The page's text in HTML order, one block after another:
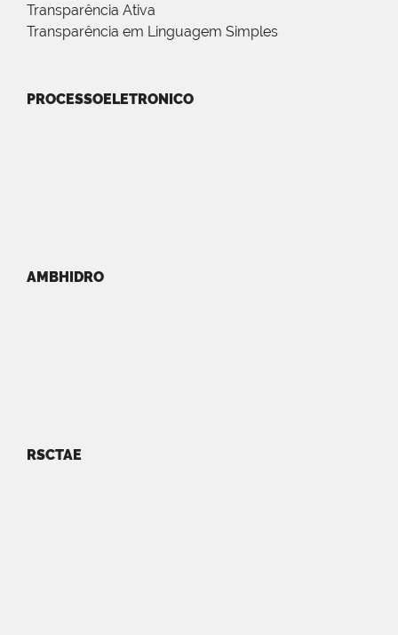
Transparência Ativa
Transparência em Linguagem Simples
PROCESSOELETRONICO
AMBHIDRO
RSCTAE